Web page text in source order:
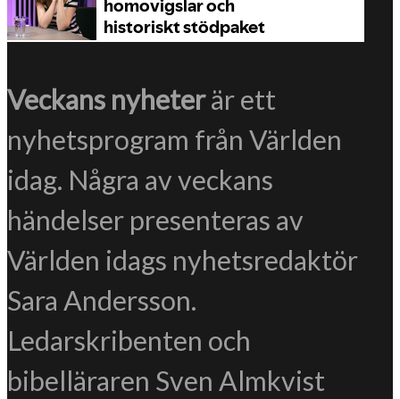
Veckans nyheterär ett
nyhetsprogram från Världen
idag. Några av veckans
händelser presenteras av
Världen idags nyhetsredaktör
Sara Andersson.
Ledarskribenten och
bibelläraren Sven Almkvist